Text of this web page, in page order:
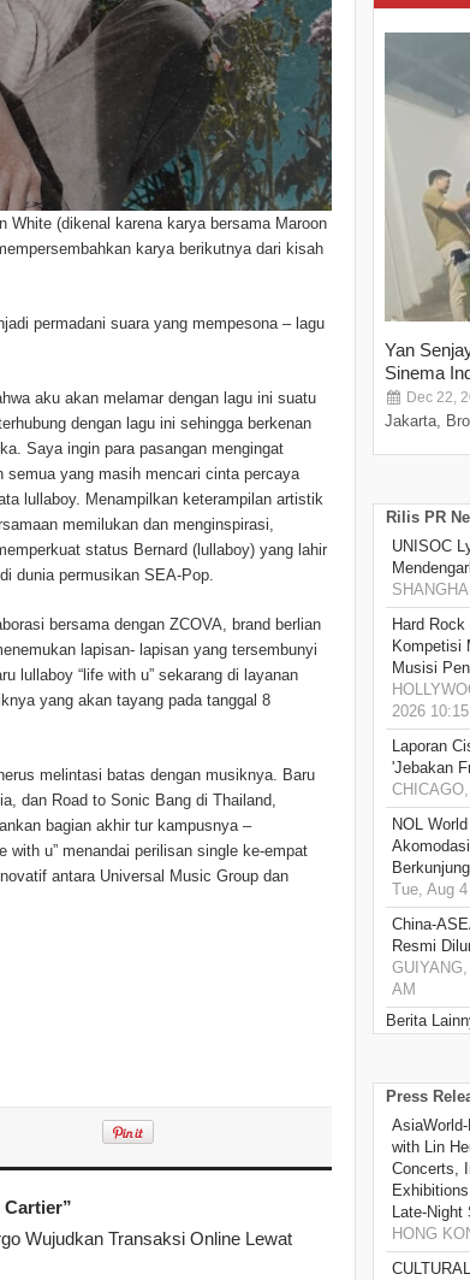
White (dikenal karena karya bersama Maroon
karya berikutnya dari kisah
permadani suara yang mempesona – lagu
aku akan melamar dengan lagu ini suatu
dengan lagu ini sehingga berkenan
Saya ingin para pasangan mengingat
semua yang masih mencari cinta percaya
lullaboy. Menampilkan keterampilan artistik
memilukan dan menginspirasi,
status Bernard (lullaboy) yang lahir
dunia permusikan SEA-Pop.
bersama dengan ZCOVA, brand berlian
lapisan- lapisan yang tersembunyi
lullaboy “life with u” sekarang di layanan
yang akan tayang pada tanggal 8
melintasi batas dengan musiknya. Baru
dan Road to Sonic Bang di Thailand,
bagian akhir tur kampusnya –
with u” menandai perilisan single ke-empat
antara Universal Music Group dan
Cartier”
Wujudkan Transaksi Online Lewat
Yan
Sinema
Dec 22,
Jakarta,
Rilis PR
UNISOC
Hard
Kompetisi
Musisi
2026
Laporan
'Jebakan
NOL
Tue, Aug
China-
Resmi
AM
Berita
Press
with Lin
Concerts,
Late-
HONG